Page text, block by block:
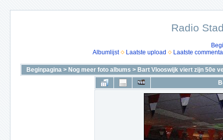
Radio
Albumlijst
Laatste upload Laatste
Beginpagina > Nog meer foto albums > Bart Vlooswijk viert zijn 50e